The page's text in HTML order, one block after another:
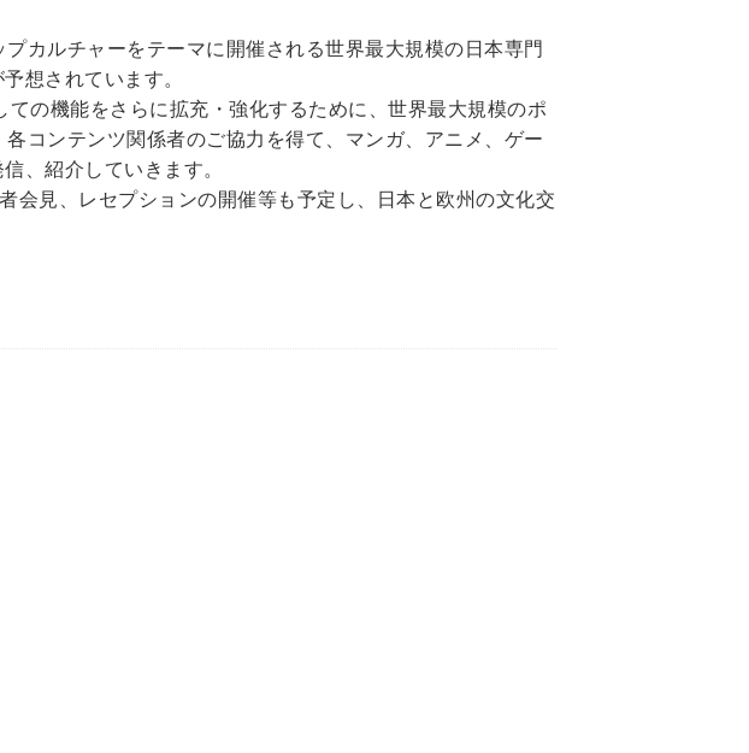
カルチャーをテーマに開催される世界最大規模の日本専門
想されています。
の機能をさらに拡充・強化するために、世界最大規模のポ
コンテンツ関係者のご協力を得て、マンガ、アニメ、ゲー
、紹介していきます。
会見、レセプションの開催等も予定し、日本と欧州の文化交